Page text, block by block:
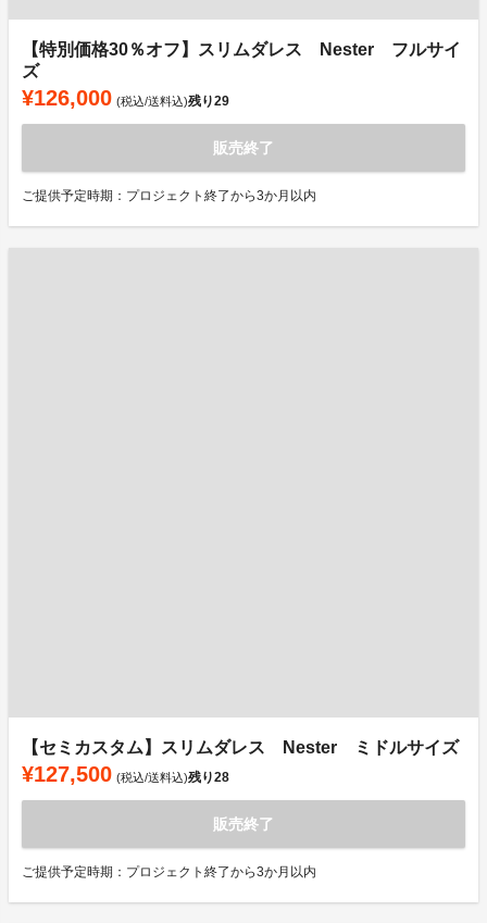
【特別価格30％オフ】スリムダレス Nester フルサイ
ズ
¥126,000 (税込/送料込)残り29
販売終了
ご提供予定時期：プロジェクト終了から3か月以内
【セミカスタム】スリムダレス Nester ミドルサイズ
¥127,500 (税込/送料込)残り28
販売終了
ご提供予定時期：プロジェクト終了から3か月以内